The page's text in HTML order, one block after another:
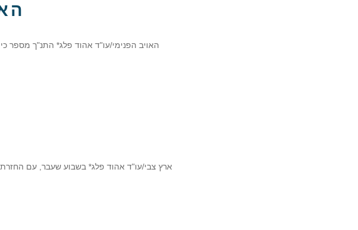
האויב הפנימי/עו"ד אהוד פלג* התנ"ך מספר כי
ארץ צבי/עו"ד אהוד פלג* בשבוע שעבר, עם